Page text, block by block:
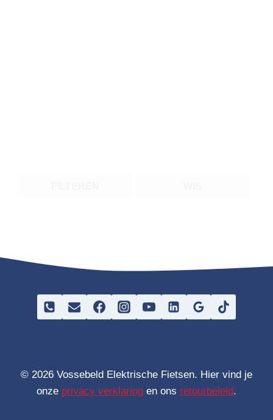
© 2026 Vossebeld Elektrische Fietsen. Hier vind je
onze privacy verklaring en ons retourbeleid.